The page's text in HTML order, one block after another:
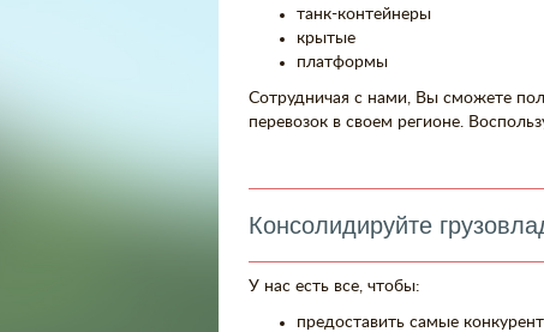
танк-контейнеры
крытые
платформы
Сотрудничая с нами, Вы сможете
перевозок в своем регионе.
Консолидируйте
У нас есть все, чтобы:
предоставить самые